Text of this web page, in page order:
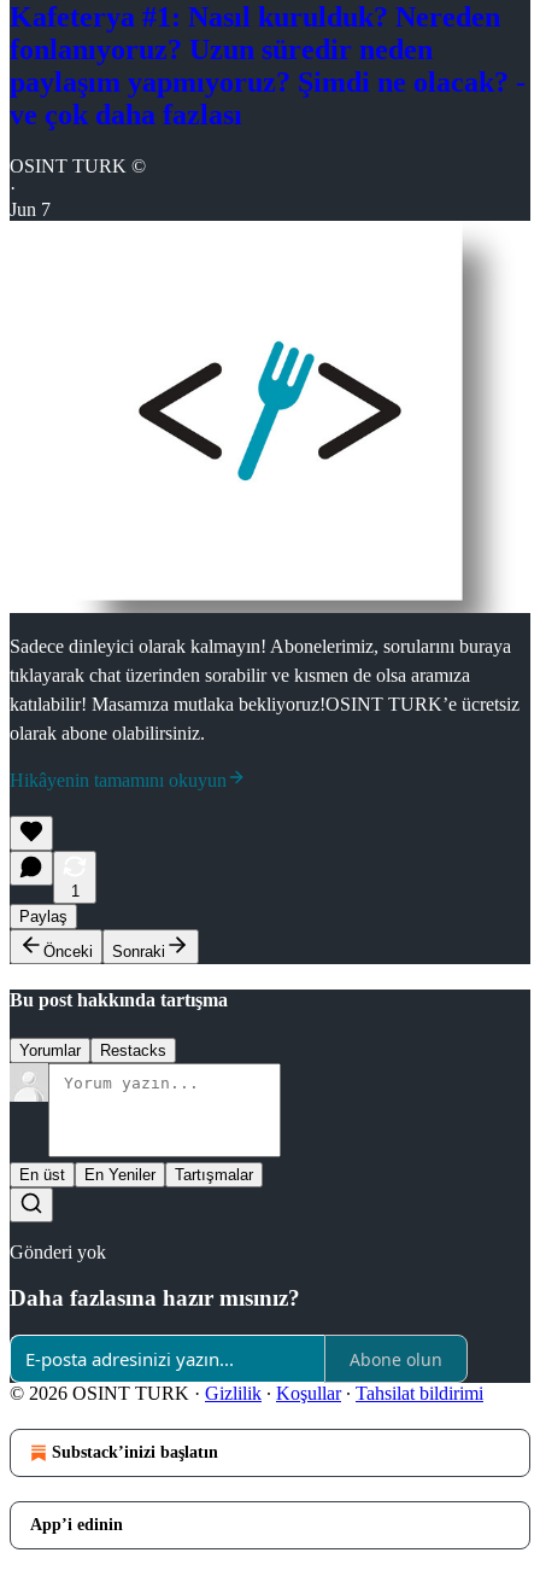
Kafeterya #1: Nasıl kurulduk? Nereden
fonlanıyoruz? Uzun süredir neden
paylaşım yapmıyoruz? Şimdi ne olacak? -
ve çok daha fazlası
OSINT TURK ©
·
Jun 7
Sadece dinleyici olarak kalmayın! Abonelerimiz, sorularını buraya
tıklayarak chat üzerinden sorabilir ve kısmen de olsa aramıza
katılabilir! Masamıza mutlaka bekliyoruz!OSINT TURK’e ücretsiz
olarak abone olabilirsiniz.
Hikâyenin tamamını okuyun
1
Paylaş
Önceki
Sonraki
Bu post hakkında tartışma
Yorumlar Restacks
En üst En Yeniler Tartışmalar
Gönderi yok
Daha fazlasına hazır mısınız?
Abone olun
© 2026 OSINT TURK · Gizlilik ∙ Koşullar∙ Tahsilat bildirimi
Substack’inizi başlatın
App’i edinin